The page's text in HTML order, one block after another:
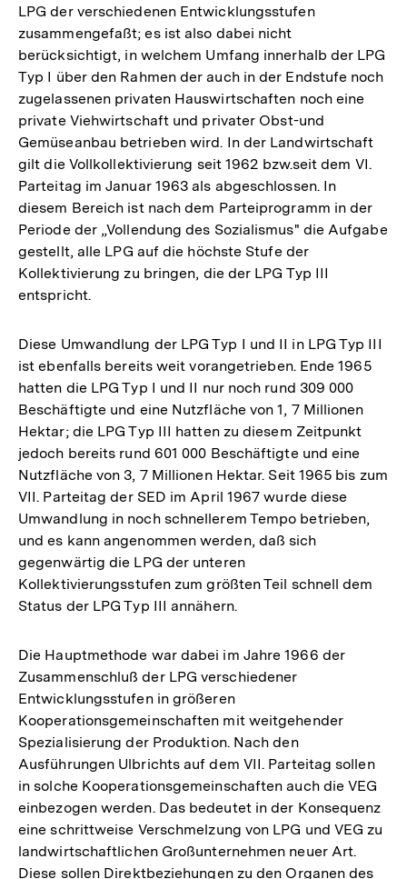
LPG der verschiedenen Entwicklungsstufen
zusammengefaßt; es ist also dabei nicht
berücksichtigt, in welchem Umfang innerhalb der LPG
Typ I über den Rahmen der auch in der Endstufe noch
zugelassenen privaten Hauswirtschaften noch eine
private Viehwirtschaft und privater Obst-und
Gemüseanbau betrieben wird. In der Landwirtschaft
gilt die Vollkollektivierung seit 1962 bzw.seit dem VI.
Parteitag im Januar 1963 als abgeschlossen. In
diesem Bereich ist nach dem Parteiprogramm in der
Periode der „Vollendung des Sozialismus" die Aufgabe
gestellt, alle LPG auf die höchste Stufe der
Kollektivierung zu bringen, die der LPG Typ III
entspricht.
Diese Umwandlung der LPG Typ I und II in LPG Typ III
ist ebenfalls bereits weit vorangetrieben. Ende 1965
hatten die LPG Typ I und II nur noch rund 309 000
Beschäftigte und eine Nutzfläche von 1, 7 Millionen
Hektar; die LPG Typ III hatten zu diesem Zeitpunkt
jedoch bereits rund 601 000 Beschäftigte und eine
Nutzfläche von 3, 7 Millionen Hektar. Seit 1965 bis zum
VII. Parteitag der SED im April 1967 wurde diese
Umwandlung in noch schnellerem Tempo betrieben,
und es kann angenommen werden, daß sich
gegenwärtig die LPG der unteren
Kollektivierungsstufen zum größten Teil schnell dem
Status der LPG Typ III annähern.
Die Hauptmethode war dabei im Jahre 1966 der
Zusammenschluß der LPG verschiedener
Entwicklungsstufen in größeren
Kooperationsgemeinschaften mit weitgehender
Spezialisierung der Produktion. Nach den
Ausführungen Ulbrichts auf dem VII. Parteitag sollen
in solche Kooperationsgemeinschaften auch die VEG
einbezogen werden. Das bedeutet in der Konsequenz
eine schrittweise Verschmelzung von LPG und VEG zu
landwirtschaftlichen Großunternehmen neuer Art.
Diese sollen Direktbeziehungen zu den Organen des